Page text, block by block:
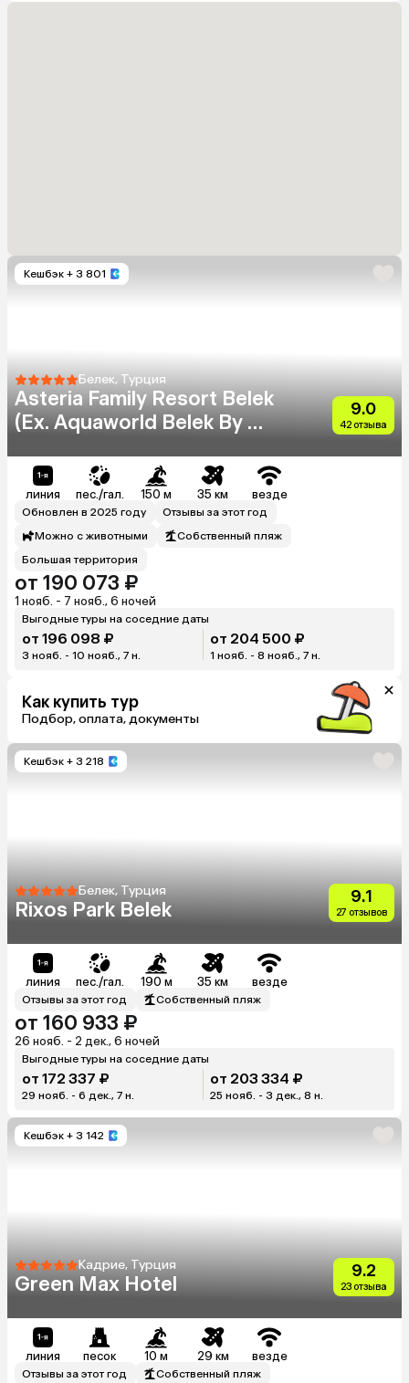
Кешбэк + 3 801
Белек, Турция
Asteria Family Resort Belek
(Ex. Aquaworld Belek By Mp
9.0
42 отзыва
линия пес./гал. 150 м 35 км везде
Обновлен в 2025 году
Отзывы за этот год
Можно с животными
Собственный пляж
Большая территория
от 190 073 ₽
1 нояб. - 7 нояб., 6 ночей
Выгодные туры на соседние даты
от 196 098 ₽
3 нояб. - 10 нояб., 7 н.
от 204 500 ₽
1 нояб. - 8 нояб., 7 н.
Как купить тур
Подбор, оплата, документы
Кешбэк + 3 218
Белек, Турция
Rixos Park Belek
9.1
27 отзывов
линия пес./гал. 190 м 35 км везде
Отзывы за этот год Собственный пляж
от 160 933 ₽
26 нояб. - 2 дек., 6 ночей
Выгодные туры на соседние даты
от 172 337 ₽
29 нояб. - 6 дек., 7 н.
от 203 334 ₽
25 нояб. - 3 дек., 8 н.
Кешбэк + 3 142
Кадрие, Турция
Green Max Hotel
9.2
23 отзыва
линия песок 10 м 29 км везде
Отзывы за этот год Собственный пляж